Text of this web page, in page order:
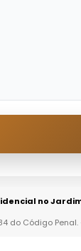
no
do Código Penal.